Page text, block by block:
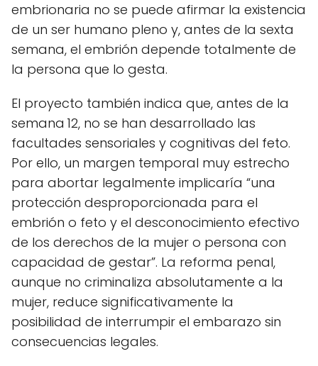
embrionaria no se puede afirmar la existencia
de un ser humano pleno y, antes de la sexta
semana, el embrión depende totalmente de
la persona que lo gesta.
El proyecto también indica que, antes de la
semana 12, no se han desarrollado las
facultades sensoriales y cognitivas del feto.
Por ello, un margen temporal muy estrecho
para abortar legalmente implicaría “una
protección desproporcionada para el
embrión o feto y el desconocimiento efectivo
de los derechos de la mujer o persona con
capacidad de gestar”. La reforma penal,
aunque no criminaliza absolutamente a la
mujer, reduce significativamente la
posibilidad de interrumpir el embarazo sin
consecuencias legales.